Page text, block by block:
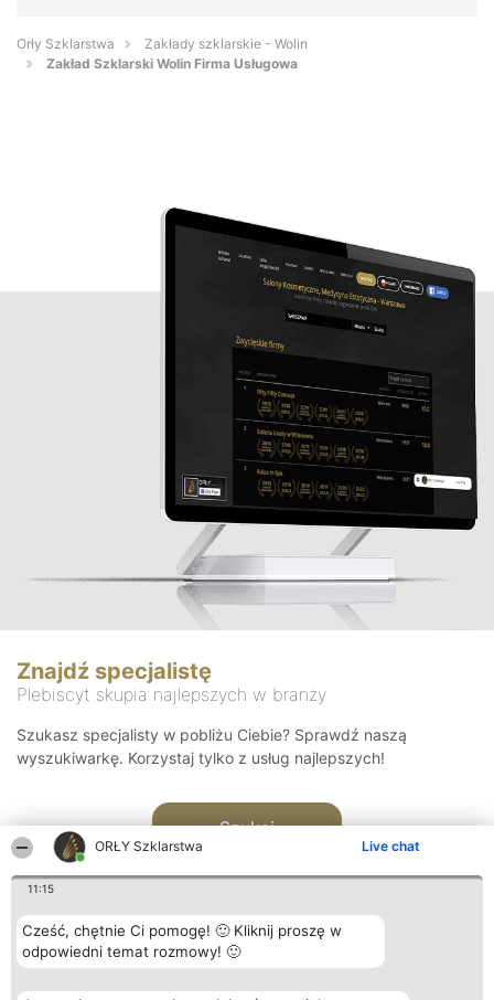
ORŁY Szklarstwa Live chat
11:15
Cześć, chętnie Ci pomogę! 🙂 Kliknij proszę w
odpowiedni temat rozmowy! 🙂
Orły Szklarstwa
Zakłady szklarskie - Wolin
Zakład Szklarski Wolin Firma Usługowa
Znajdź specjalistę
Plebiscyt skupia najlepszych w branży
Szukasz specjalisty w pobliżu Ciebie? Sprawdź naszą
wyszukiwarkę. Korzystaj tylko z usług najlepszych!
Szukaj
Organizator plebiscytu Plebiscyt Kontakt